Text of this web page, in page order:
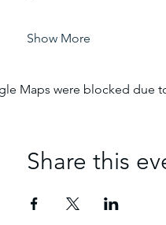
Show More
Maps were blocked due
Share this